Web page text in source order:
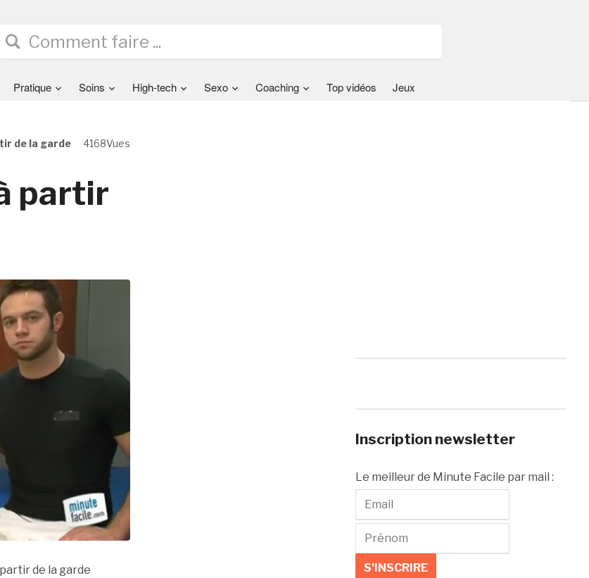
Pratique Soins High-tech Sexo Coaching Top vidéos Jeux
4168Vues
de la garde
partir
de la garde
Inscription newsletter
Le meilleur de Minute Facile par mail :